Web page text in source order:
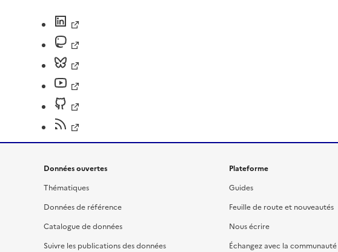
Données ouvertes
Thématiques
Données de référence
Catalogue de données
Suivre les publications des données
Plateforme
Guides
Feuille de route et nouveautés
Nous écrire
Échangez avec la communauté